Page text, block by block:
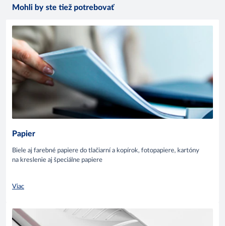
Mohli by ste tiež potrebovať
Papier
Biele aj farebné papiere do tlačiarní a kopírok, fotopapiere, kartóny
na kreslenie aj špeciálne papiere
Viac